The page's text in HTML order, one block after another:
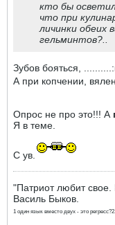
кто бы
что при
личинки обеих
гельминтов?..
Зубов бояться,
А при копчении,
Опрос не про это!!! А
Я в теме.
С ув.
"Патриот любит
Василь Быков.
1 один язык вместо двух - это